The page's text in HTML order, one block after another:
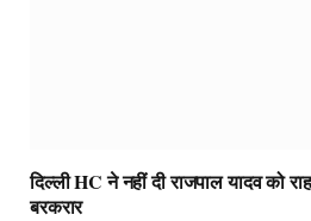
दिल्ली HC ने नहीं दी राजपाल यादव को
बरकरार